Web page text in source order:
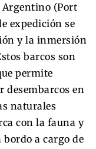
Argentino (Port
expedición se
y la inmersión
barcos son
permite
desembarcos en
naturales
con la fauna y
a cargo de